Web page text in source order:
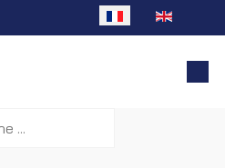
Sélectionnez votre